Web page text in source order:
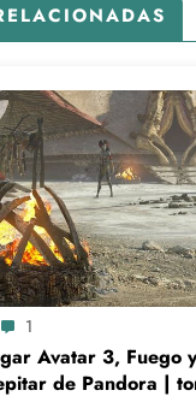
1
Avatar 3, Fuego y
de Pandora |